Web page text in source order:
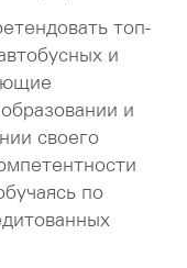
топ-
и
и
своего
по